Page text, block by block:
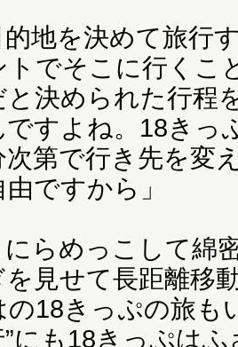
的地を決めて旅行
トでそこに行くこ
と決められた行程
ですよね。18きっ
第で行き先を変
ですから」
らめっこして綿
を見せて長距離
の18きっぷの旅も
にも18きっぷは